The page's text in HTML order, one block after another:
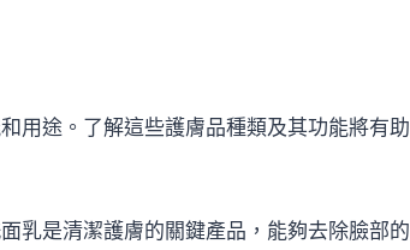
用途。了解這些護膚品種類及其功能將有助
乳是清潔護膚的關鍵產品，能夠去除臉部的